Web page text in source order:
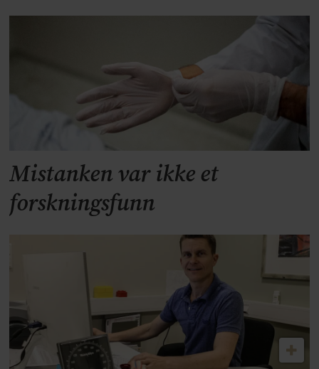
Mistanken var ikke et
forskningsfunn